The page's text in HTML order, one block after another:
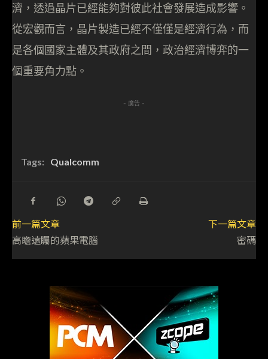
濟，透過晶片已經能夠對彼此社會發展造成影響。
從宏觀而言，晶片製造已經不僅僅是經濟行為，而
是各個國家主體及其政府之間，政治經濟博弈的一
個重要角力點。
- 廣告 -
Tags: Qualcomm
前一篇文章
高瞻遠矚的蘋果電腦
下一篇文章
密碼